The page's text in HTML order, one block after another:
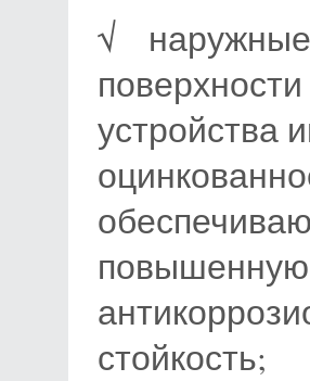
√ наружные
устройства
повышенную
стойкость;